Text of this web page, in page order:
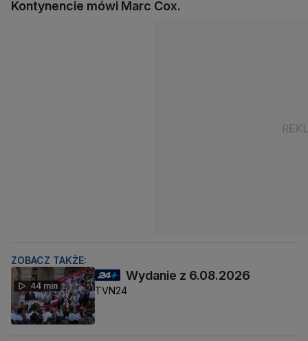
Kontynencie mówi Marc Cox.
ZOBACZ TAKŻE:
44 min
Wydanie z 6.08.2026
TVN24